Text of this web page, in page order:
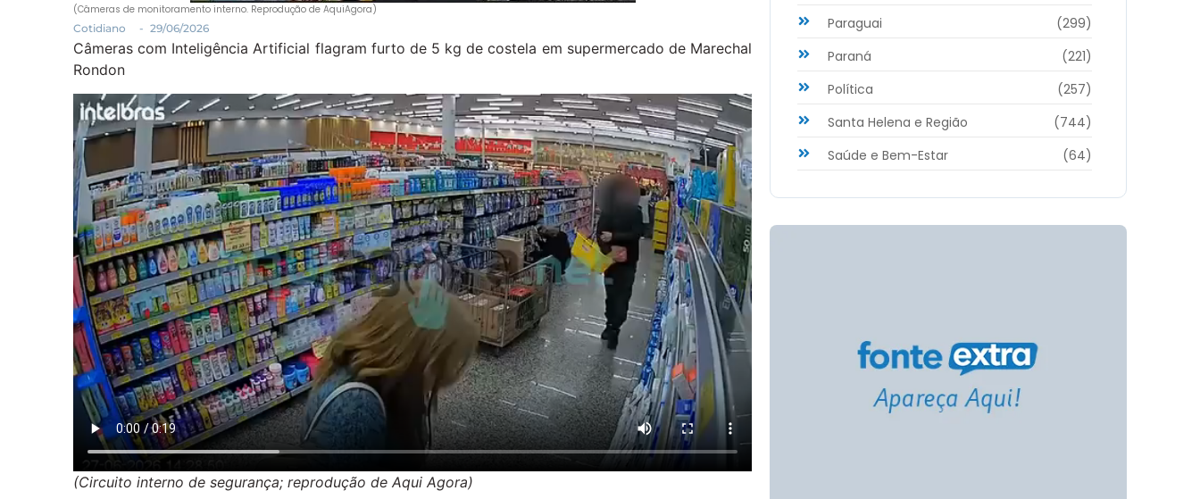
(Câmeras de monitoramento interno. Reprodução de AquiAgora)
Cotidiano
- 29/06/2026
Câmeras com Inteligência Artificial flagram furto de 5 kg de costela em supermercado de Marechal
Rondon
(Circuito interno de segurança; reprodução de Aqui Agora)
Paraguai
(299)
Paraná
(221)
Política
(257)
Santa Helena e Região
(744)
Saúde e Bem-Estar
(64)